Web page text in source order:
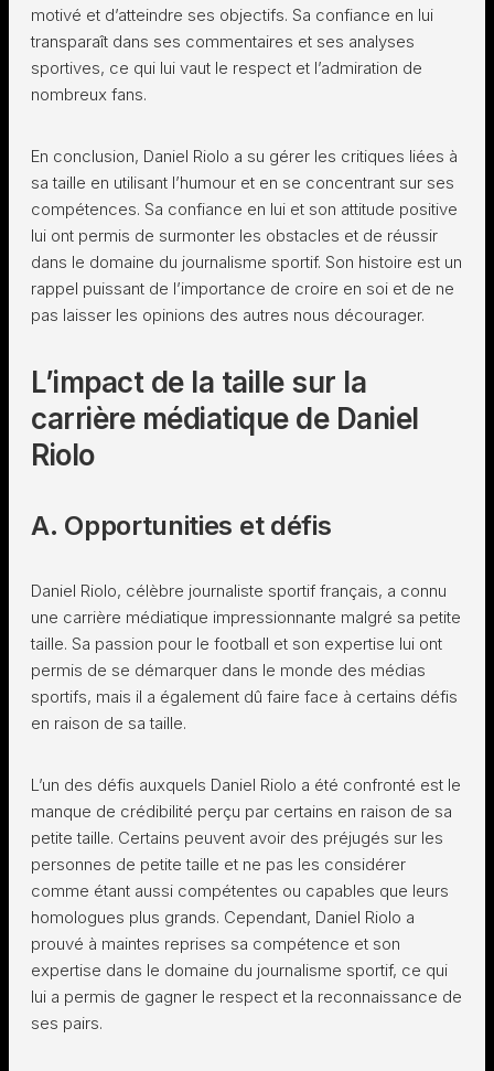
motivé et d’atteindre ses objectifs. Sa confiance en lui
transparaît dans ses commentaires et ses analyses
sportives, ce qui lui vaut le respect et l’admiration de
nombreux fans.
En conclusion, Daniel Riolo a su gérer les critiques liées à
sa taille en utilisant l’humour et en se concentrant sur ses
compétences. Sa confiance en lui et son attitude positive
lui ont permis de surmonter les obstacles et de réussir
dans le domaine du journalisme sportif. Son histoire est un
rappel puissant de l’importance de croire en soi et de ne
pas laisser les opinions des autres nous décourager.
L’impact de la taille sur la
carrière médiatique de Daniel
Riolo
A. Opportunities et défis
Daniel Riolo, célèbre journaliste sportif français, a connu
une carrière médiatique impressionnante malgré sa petite
taille. Sa passion pour le football et son expertise lui ont
permis de se démarquer dans le monde des médias
sportifs, mais il a également dû faire face à certains défis
en raison de sa taille.
L’un des défis auxquels Daniel Riolo a été confronté est le
manque de crédibilité perçu par certains en raison de sa
petite taille. Certains peuvent avoir des préjugés sur les
personnes de petite taille et ne pas les considérer
comme étant aussi compétentes ou capables que leurs
homologues plus grands. Cependant, Daniel Riolo a
prouvé à maintes reprises sa compétence et son
expertise dans le domaine du journalisme sportif, ce qui
lui a permis de gagner le respect et la reconnaissance de
ses pairs.